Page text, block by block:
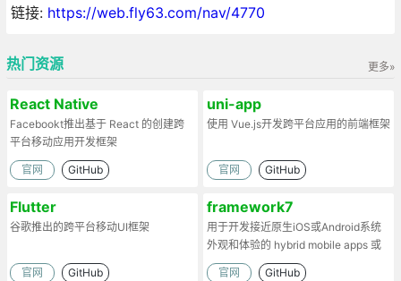
链接: https://web.fly63.com/nav/4770
更多»
热门资源
React Native
Facebookt推出基于 React 的创建跨
平台移动应用开发框架
官网 GitHub
uni-app
使用 Vue.js开发跨平台应用的前端框架
官网 GitHub
Flutter
谷歌推出的跨平台移动UI框架
官网 GitHub
framework7
用于开发接近原生iOS或Android系统
外观和体验的 hybrid mobile apps 或
web apps
官网 GitHub